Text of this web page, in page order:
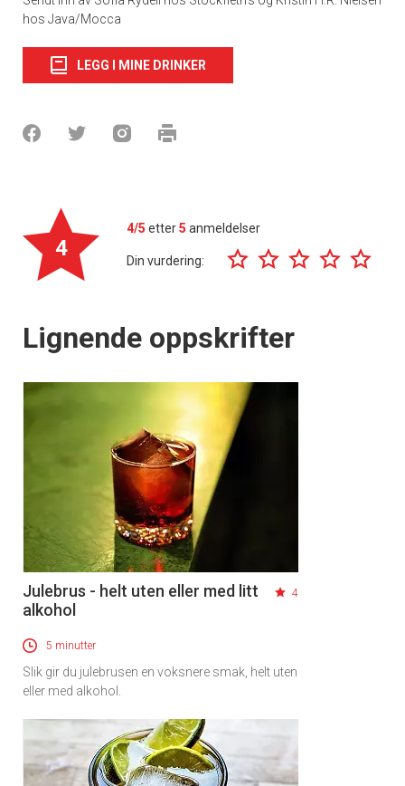
hos Java/Mocca
LEGG I MINE DRINKER
4
4/5 etter5 anmeldelser
Din vurdering:
Lignende oppskrifter
Julebrus - helt uten eller med litt
alkohol
4
5 minutter
Slik gir du julebrusen en voksnere smak, helt uten
eller med alkohol.